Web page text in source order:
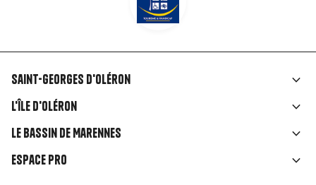
Liens
rubriques
Saint-Georges d'Oléron
L'île d'Oléron
Le Bassin de Marennes
Espace Pro